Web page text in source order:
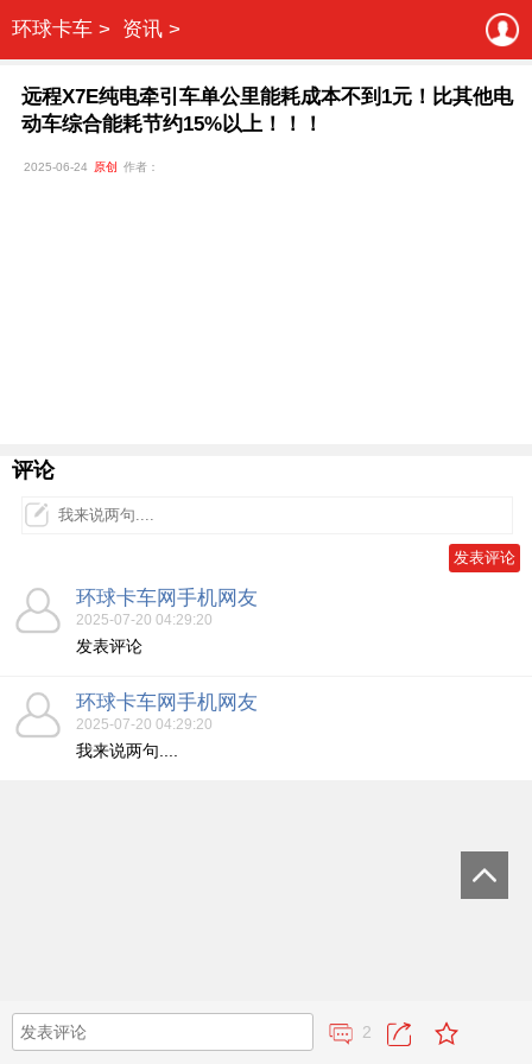
环球卡车 > 资讯 >
远程X7E纯电牵引车单公里能耗成本不到1元！比其他电
动车综合能耗节约15%以上！！！
2025-06-24 原创 作者：
评论
环球卡车网手机网友
2025-07-20 04:29:20
发表评论
环球卡车网手机网友
2025-07-20 04:29:20
我来说两句....
2